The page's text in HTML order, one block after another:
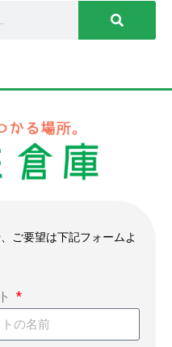
ご要望は下記フォームよ